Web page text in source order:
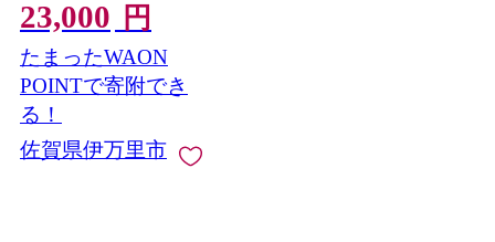
23,000 円
たまったWAON
POINTで寄附でき
る！
佐賀県伊万里市